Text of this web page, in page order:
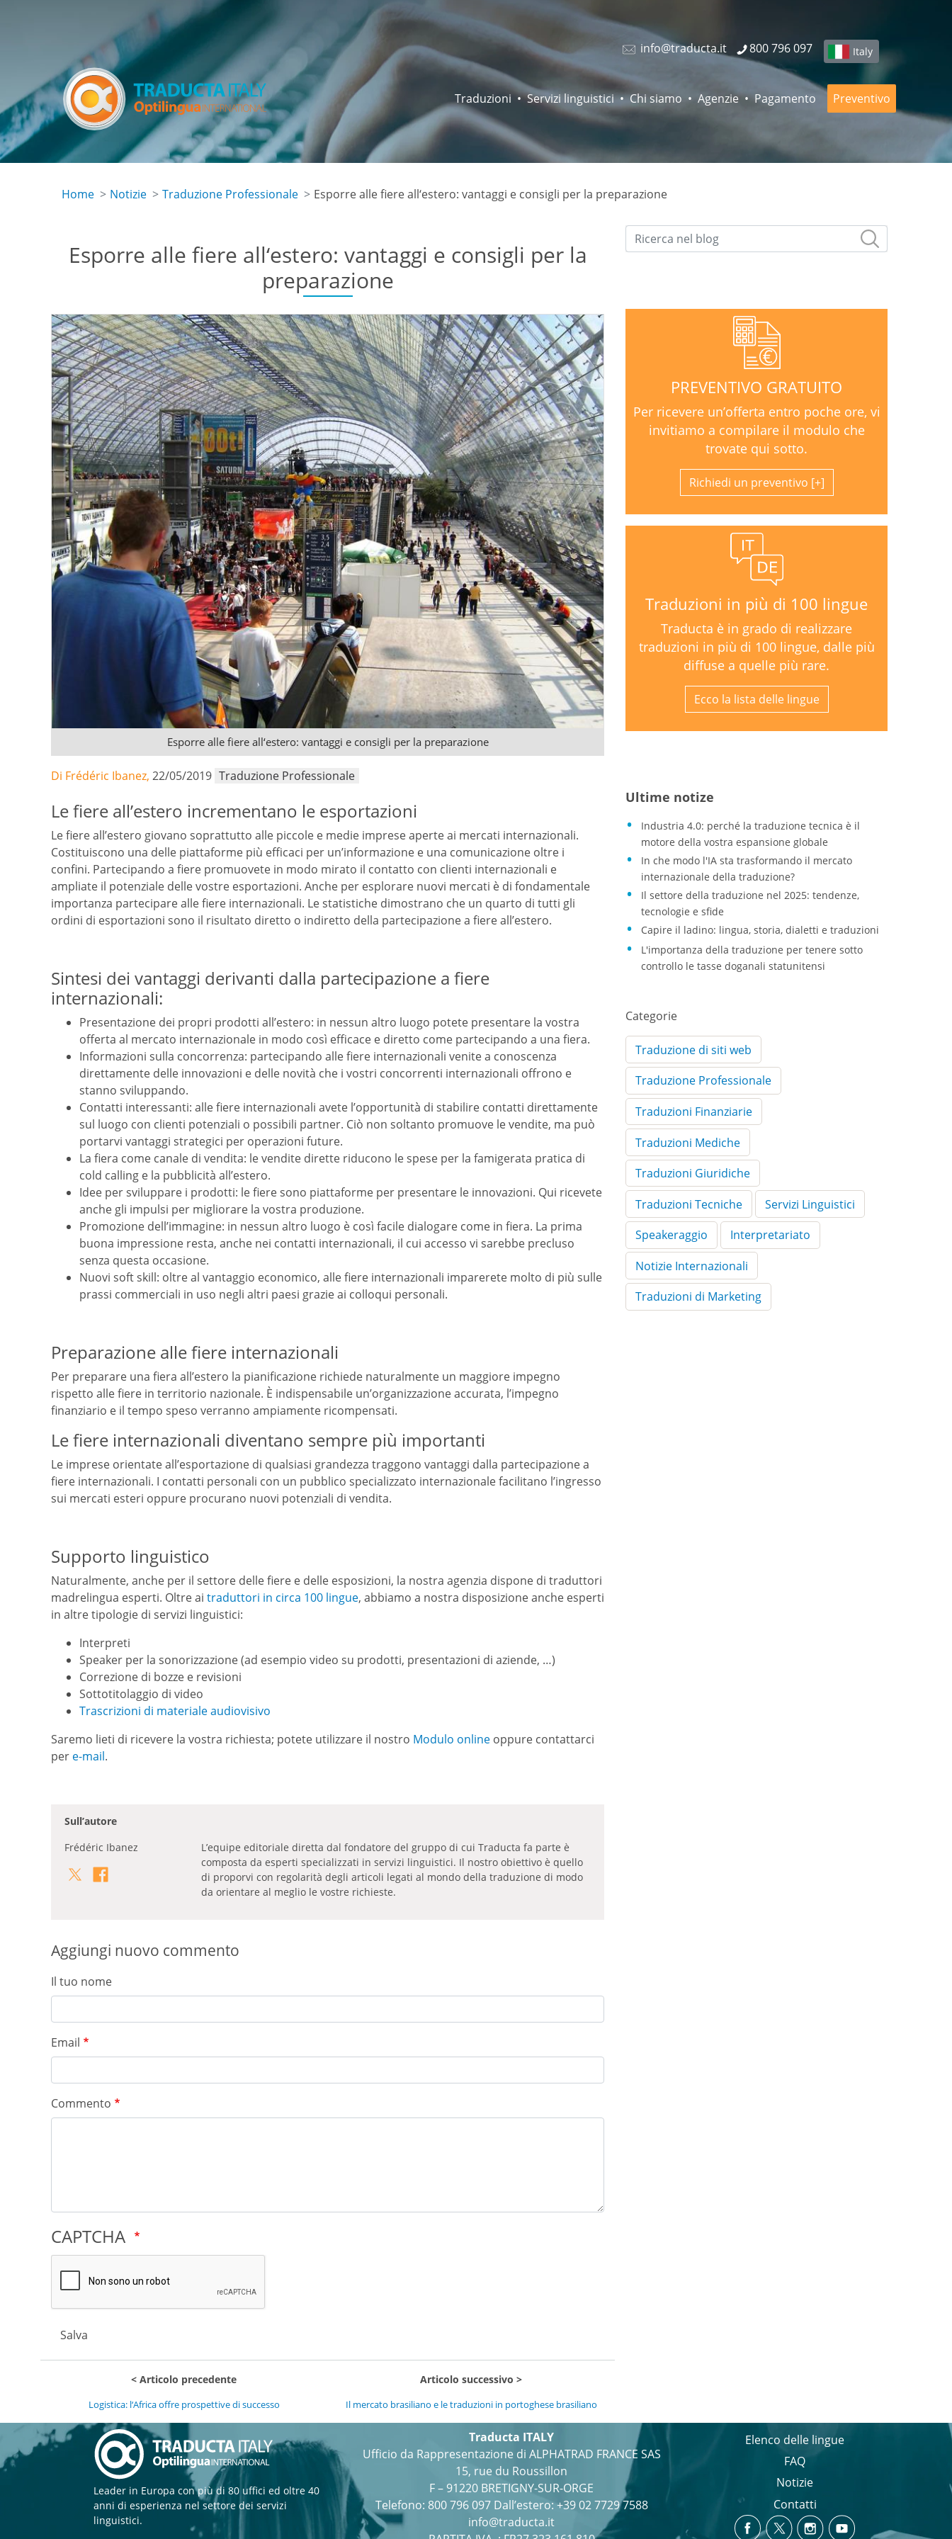
Italy
info@traducta.it 800 796 097
Traduzioni Servizi linguistici Chi siamo Agenzie Pagamento Preventivo
Home Notizie Traduzione Professionale Esporre alle fiere all‘estero: vantaggi e consigli per la preparazione
Esporre alle fiere all‘estero: vantaggi e consigli per la
preparazione
Esporre alle fiere all‘estero: vantaggi e consigli per la preparazione
Di Frédéric Ibanez, 22/05/2019 Traduzione Professionale
Le fiere all’estero incrementano le esportazioni
Le fiere all’estero giovano soprattutto alle piccole e medie imprese aperte ai mercati internazionali.
Costituiscono una delle piattaforme più efficaci per un’informazione e una comunicazione oltre i
confini. Partecipando a fiere promuovete in modo mirato il contatto con clienti internazionali e
ampliate il potenziale delle vostre esportazioni. Anche per esplorare nuovi mercati è di fondamentale
importanza partecipare alle fiere internazionali. Le statistiche dimostrano che un quarto di tutti gli
ordini di esportazioni sono il risultato diretto o indiretto della partecipazione a fiere all’estero.
Sintesi dei vantaggi derivanti dalla partecipazione a fiere
internazionali:
Presentazione dei propri prodotti all’estero: in nessun altro luogo potete presentare la vostra
offerta al mercato internazionale in modo così efficace e diretto come partecipando a una fiera.
Informazioni sulla concorrenza: partecipando alle fiere internazionali venite a conoscenza
direttamente delle innovazioni e delle novità che i vostri concorrenti internazionali offrono e
stanno sviluppando.
Contatti interessanti: alle fiere internazionali avete l’opportunità di stabilire contatti direttamente
sul luogo con clienti potenziali o possibili partner. Ciò non soltanto promuove le vendite, ma può
portarvi vantaggi strategici per operazioni future.
La fiera come canale di vendita: le vendite dirette riducono le spese per la famigerata pratica di
cold calling e la pubblicità all’estero.
Idee per sviluppare i prodotti: le fiere sono piattaforme per presentare le innovazioni. Qui ricevete
anche gli impulsi per migliorare la vostra produzione.
Promozione dell’immagine: in nessun altro luogo è così facile dialogare come in fiera. La prima
buona impressione resta, anche nei contatti internazionali, il cui accesso vi sarebbe precluso
senza questa occasione.
Nuovi soft skill: oltre al vantaggio economico, alle fiere internazionali imparerete molto di più sulle
prassi commerciali in uso negli altri paesi grazie ai colloqui personali.
Preparazione alle fiere internazionali
Per preparare una fiera all’estero la pianificazione richiede naturalmente un maggiore impegno
rispetto alle fiere in territorio nazionale. È indispensabile un’organizzazione accurata, l’impegno
finanziario e il tempo speso verranno ampiamente ricompensati.
Le fiere internazionali diventano sempre più importanti
Le imprese orientate all’esportazione di qualsiasi grandezza traggono vantaggi dalla partecipazione a
fiere internazionali. I contatti personali con un pubblico specializzato internazionale facilitano l’ingresso
sui mercati esteri oppure procurano nuovi potenziali di vendita.
Supporto linguistico
Naturalmente, anche per il settore delle fiere e delle esposizioni, la nostra agenzia dispone di traduttori
madrelingua esperti. Oltre ai traduttori in circa 100 lingue, abbiamo a nostra disposizione anche esperti
in altre tipologie di servizi linguistici:
Interpreti
Speaker per la sonorizzazione (ad esempio video su prodotti, presentazioni di aziende, …)
Correzione di bozze e revisioni
Sottotitolaggio di video
Trascrizioni di materiale audiovisivo
Saremo lieti di ricevere la vostra richiesta; potete utilizzare il nostro Modulo online oppure contattarci
per e-mail.
Sull’autore
Frédéric Ibanez
L’equipe editoriale diretta dal fondatore del gruppo di cui Traducta fa parte è
composta da esperti specializzati in servizi linguistici. Il nostro obiettivo è quello
di proporvi con regolarità degli articoli legati al mondo della traduzione di modo
da orientare al meglio le vostre richieste.
Aggiungi nuovo commento
Il tuo nome
Email
Commento
CAPTCHA
Salva
Articolo precedente
Logistica: l‘Africa offre prospettive di successo
Articolo successivo
Il mercato brasiliano e le traduzioni in portoghese brasiliano
PREVENTIVO GRATUITO
Per ricevere un’offerta entro poche ore, vi
invitiamo a compilare il modulo che
trovate qui sotto.
Richiedi un preventivo
Traduzioni in più di 100 lingue
Traducta è in grado di realizzare
traduzioni in più di 100 lingue, dalle più
diffuse a quelle più rare.
Ecco la lista delle lingue
Ultime notize
Industria 4.0: perché la traduzione tecnica è il
motore della vostra espansione globale
In che modo l'IA sta trasformando il mercato
internazionale della traduzione?
Il settore della traduzione nel 2025: tendenze,
tecnologie e sfide
Capire il ladino: lingua, storia, dialetti e traduzioni
L'importanza della traduzione per tenere sotto
controllo le tasse doganali statunitensi
Categorie
Traduzione di siti web
Traduzione Professionale
Traduzioni Finanziarie
Traduzioni Mediche
Traduzioni Giuridiche
Traduzioni Tecniche
Servizi Linguistici
Speakeraggio
Interpretariato
Notizie Internazionali
Traduzioni di Marketing
Leader in Europa con più di 80 uffici ed oltre 40
anni di esperienza nel settore dei servizi
linguistici.
Traducta ITALY
Ufficio da Rappresentazione di ALPHATRAD FRANCE SAS
15, rue du Roussillon
F – 91220 BRETIGNY-SUR-ORGE
Telefono: 800 796 097Dall’estero: +39 02 7729 7588
info@traducta.it
Elenco delle lingue
FAQ
Notizie
Contatti